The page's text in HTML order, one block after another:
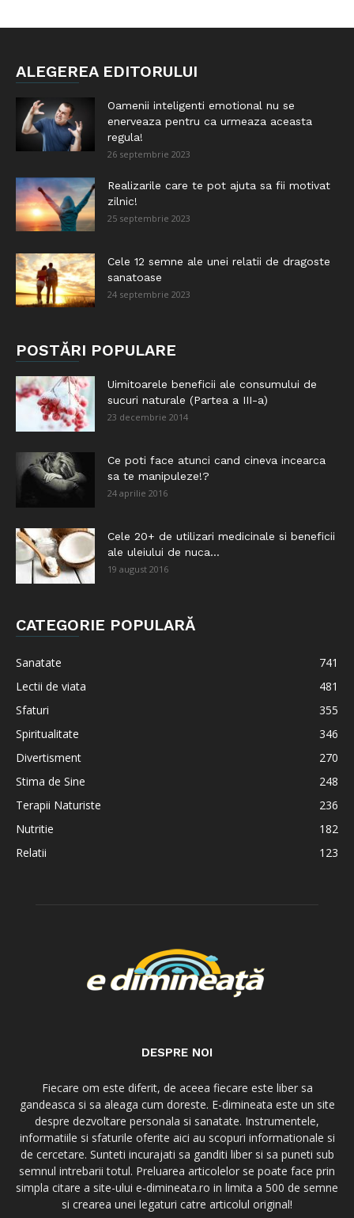
ALEGEREA EDITORULUI
Oamenii inteligenti emotional nu se
enerveaza pentru ca urmeaza aceasta
regula!
26 septembrie 2023
Realizarile care te pot ajuta sa fii motivat
zilnic!
25 septembrie 2023
Cele 12 semne ale unei relatii de dragoste
sanatoase
24 septembrie 2023
POSTĂRI POPULARE
Uimitoarele beneficii ale consumului de
sucuri naturale (Partea a III-a)
23 decembrie 2014
Ce poti face atunci cand cineva incearca
sa te manipuleze!?
24 aprilie 2016
Cele 20+ de utilizari medicinale si beneficii
ale uleiului de nuca...
19 august 2016
CATEGORIE POPULARĂ
Sanatate
741
Lectii de viata
481
Sfaturi
355
Spiritualitate
346
Divertisment
270
Stima de Sine
248
Terapii Naturiste
236
Nutritie
182
Relatii
123
DESPRE NOI
Fiecare om este diferit, de aceea fiecare este liber sa
gandeasca si sa aleaga cum doreste. E-dimineata este un site
despre dezvoltare personala si sanatate. Instrumentele,
informatiile si sfaturile oferite aici au scopuri informationale si
de cercetare. Sunteti incurajati sa ganditi liber si sa puneti sub
semnul intrebarii totul. Preluarea articolelor se poate face prin
simpla citare a site-ului e-dimineata.ro in limita a 500 de semne
si crearea unei legaturi catre articolul original!